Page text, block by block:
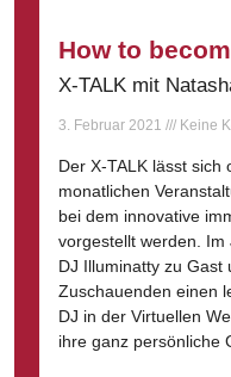
How to
X-TALK mit
3. Februar 2021 Keine
Der X-TALK lässt
monatlichen
bei dem innovative
vorgestellt werden.
DJ Illuminatty zu Gast
Zuschauenden einen
DJ in der Virtuellen
ihre ganz persönliche